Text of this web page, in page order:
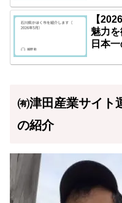
【
魅力
日本
㈲津田産業サイト
の紹介